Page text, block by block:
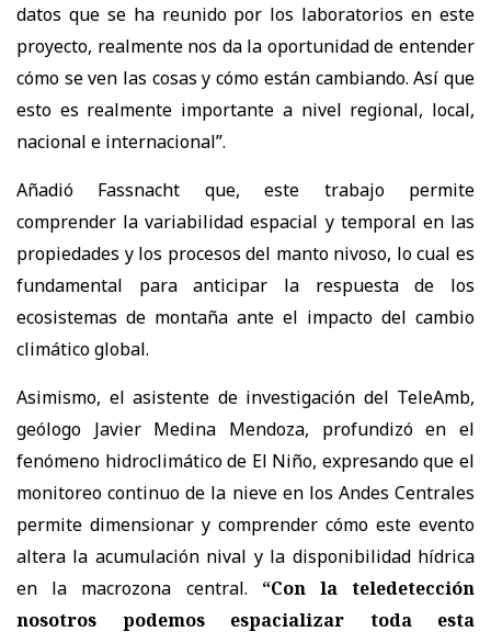
datos que se ha reunido por los laboratorios en este
proyecto, realmente nos da la oportunidad de entender
cómo se ven las cosas y cómo están cambiando. Así que
esto es realmente importante a nivel regional, local,
nacional e internacional”.
Añadió Fassnacht que, este trabajo permite
comprender la variabilidad espacial y temporal en las
propiedades y los procesos del manto nivoso, lo cual es
fundamental para anticipar la respuesta de los
ecosistemas de montaña ante el impacto del cambio
climático global.
Asimismo, el asistente de investigación del TeleAmb,
geólogo Javier Medina Mendoza, profundizó en el
fenómeno hidroclimático de El Niño, expresando que el
monitoreo continuo de la nieve en los Andes Centrales
permite dimensionar y comprender cómo este evento
altera la acumulación nival y la disponibilidad hídrica
en la macrozona central.
“Con la teledetección
nosotros podemos espacializar toda esta